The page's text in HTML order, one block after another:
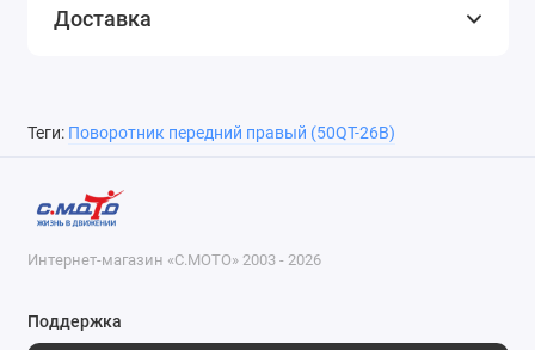
Доставка
Теги: Поворотник передний правый (50QT-26B)
Интернет-магазин «С.МОТО» 2003 - 2026
Поддержка